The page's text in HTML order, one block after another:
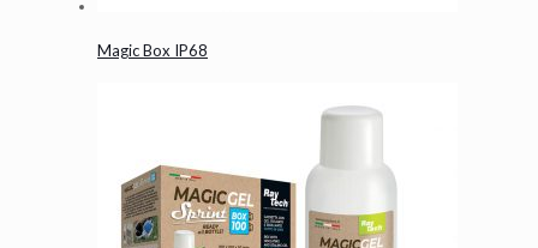
Magic Box IP68